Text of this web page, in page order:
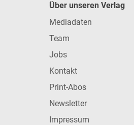
Über unseren Verlag
Mediadaten
Team
Jobs
Kontakt
Print-Abos
Newsletter
Impressum